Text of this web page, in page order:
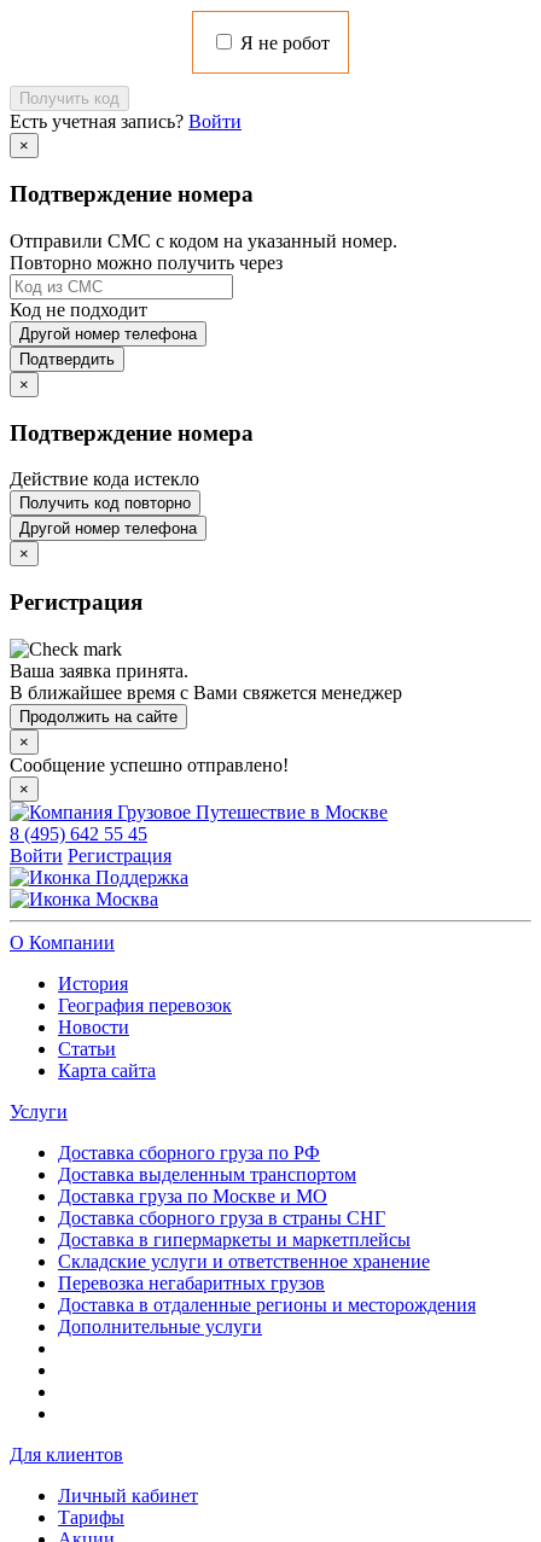
Я не робот
Получить код
Есть учетная запись? Войти
×
Подтверждение номера
Отправили СМС с кодом на указанный номер.
Повторно можно получить через
Код не подходит
Другой номер телефона
Подтвердить
×
Подтверждение номера
Действие кода истекло
Получить код повторно
Другой номер телефона
×
Регистрация
Ваша заявка принята.
В ближайшее время с Вами свяжется менеджер
Продолжить на сайте
×
Сообщение успешно отправлено!
×
8 (495) 642 55 45
Войти Регистрация
Поддержка
Москва
О Компании
История
География перевозок
Новости
Статьи
Карта сайта
Услуги
Доставка сборного груза по РФ
Доставка выделенным транспортом
Доставка груза по Москве и МО
Доставка сборного груза в страны СНГ
Доставка в гипермаркеты и маркетплейсы
Складские услуги и ответственное хранение
Перевозка негабаритных грузов
Доставка в отдаленные регионы и месторождения
Дополнительные услуги
Для клиентов
Личный кабинет
Тарифы